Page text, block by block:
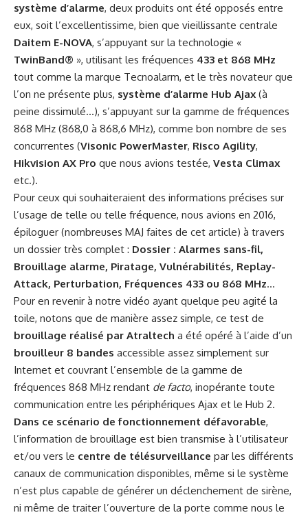
système d’alarme, deux produits ont été opposés entre
eux, soit l’excellentissime, bien que vieillissante centrale
Daitem E-NOVA, s’appuyant sur la technologie «
TwinBand® », utilisant les fréquences 433 et 868 MHz
tout comme la marque Tecnoalarm, et le très novateur que
l’on ne présente plus, système d’alarme Hub Ajax (à
peine dissimulé…), s’appuyant sur la gamme de fréquences
868 MHz (868,0 à 868,6 MHz), comme bon nombre de ses
concurrentes (Visonic PowerMaster, Risco Agility,
Hikvision AX Pro que nous avions testée, Vesta Climax
etc.).
Pour ceux qui souhaiteraient des informations précises sur
l’usage de telle ou telle fréquence, nous avions en 2016,
épiloguer (nombreuses MAJ faites de cet article) à travers
un dossier très complet : Dossier : Alarmes sans-fil,
Brouillage alarme, Piratage, Vulnérabilités, Replay-
Attack, Perturbation, Fréquences 433 ou 868 MHz…
Pour en revenir à notre vidéo ayant quelque peu agité la
toile, notons que de manière assez simple, ce test de
brouillage réalisé par Atraltech a été opéré à l’aide d’un
brouilleur 8 bandes accessible assez simplement sur
Internet et couvrant l’ensemble de la gamme de
fréquences 868 MHz rendant de facto, inopérante toute
communication entre les périphériques Ajax et le Hub 2.
Dans ce scénario de fonctionnement défavorable,
l’information de brouillage est bien transmise à l’utilisateur
et/ou vers le centre de télésurveillance par les différents
canaux de communication disponibles, même si le système
n’est plus capable de générer un déclenchement de sirène,
ni même de traiter l’ouverture de la porte comme nous le